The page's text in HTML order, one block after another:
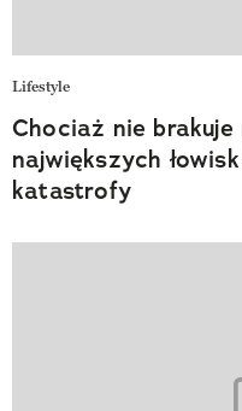
Lifestyle
Chociaż nie brakuje
największych
katastrofy